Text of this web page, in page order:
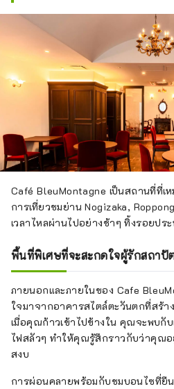
Café BleuMontagne เป็นสถานที่ที่เ
การเที่ยวชมย่าน Nogizaka,
เวลาไหลผ่านไปอย่างช้าๆ ทิ้งรอยปร
พื้นที่พิเศษที่จะสะกดใจผู้รักสถาปั
ภายนอกและภายในของ Cafe
ใจมาจากอาคารสไตล์ตะวันตกที่สร้า
เมื่อคุณก้าวเข้าไปข้างใน คุณจะพบกั
ไฟสลัวๆ ทำให้คุณรู้สึกราวกับว่าคุณ
สงบ
การผ่อนคลายพร้อมกับชมบอนไซที่ยื